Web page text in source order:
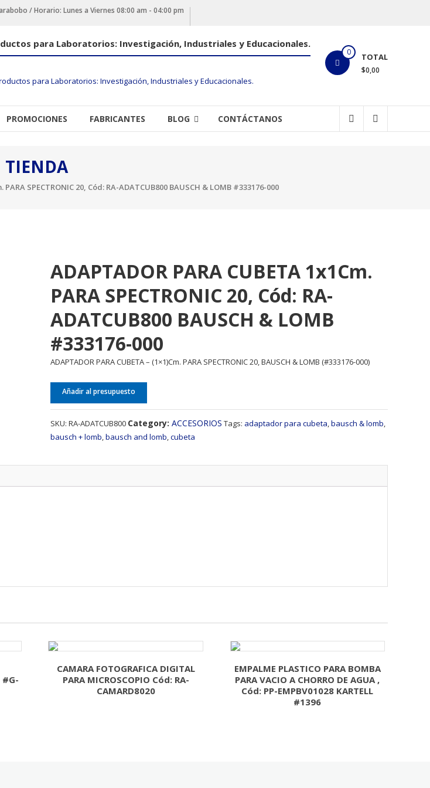
/ Horario: Lunes a Viernes 08:00 am - 04:00 pm
0 TOTAL
$0,00
para Laboratorios: Investigación, Industriales y Educacionales.
PROMOCIONES FABRICANTES BLOG CONTÁCTANOS
TIENDA
PARA SPECTRONIC 20, Cód: RA-ADATCUB800 BAUSCH & LOMB #333176-000
ADAPTADOR PARA CUBETA 1x1Cm.
PARA SPECTRONIC 20, Cód: RA-
ADATCUB800 BAUSCH & LOMB
#333176-000
ADAPTADOR PARA CUBETA – (1×1)Cm. PARA SPECTRONIC 20, BAUSCH & LOMB (#333176-000)
Añadir al presupuesto
SKU: RA-ADATCUB800 Category: ACCESORIOS Tags: adaptador para cubeta,bausch & lomb,
bausch + lomb,bausch and lomb,cubeta
#G-
CAMARA FOTOGRAFICA DIGITAL
PARA MICROSCOPIO Cód: RA-
CAMARD8020
EMPALME PLASTICO PARA BOMBA
PARA VACIO A CHORRO DE AGUA ,
Cód: PP-EMPBV01028 KARTELL
#1396